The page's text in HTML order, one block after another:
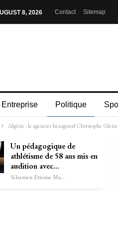
8, 2026 Contact Sitemap
Entreprise Politique
Algérie : le agencier hexagonal Christophe
Un pédagogique de
athlétisme de 58 ans mis en
audition avec…
Sébastien-Étienne Marechal